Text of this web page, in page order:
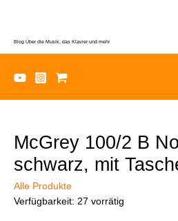
Blog Über die Musik, das Klavier und mehr
McGrey 100/2 B
schwarz, mit
Alle Produkte
Verfügbarkeit: 27 vorrätig